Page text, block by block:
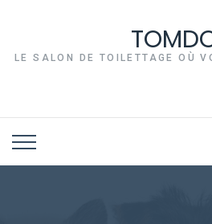
LE SALON DE TOILETTAGE OÙ